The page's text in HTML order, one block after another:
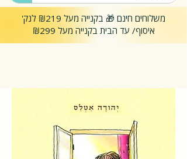
משלוחים חינם 🎁 בקנייה מעל ₪219 לנק'
איסוף/ עד הבית בקנייה מעל ₪299